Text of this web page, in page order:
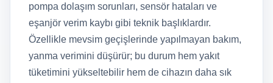
pompa dolaşım sorunları, sensör hataları ve
eşanjör verim kaybı gibi teknik başlıklardır.
Özellikle mevsim geçişlerinde yapılmayan bakım,
yanma verimini düşürür; bu durum hem yakıt
tüketimini yükseltebilir hem de cihazın daha sık